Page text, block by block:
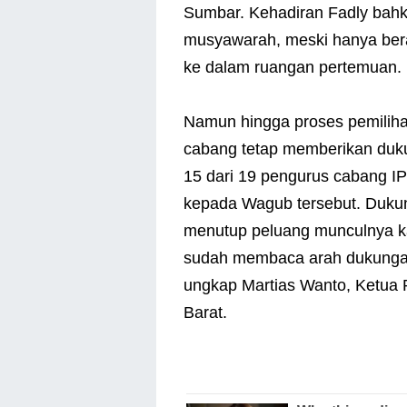
Sumbar. Kehadiran Fadly
musyawarah, meski hanya
ke dalam ruangan pertemuan.
Namun hingga proses
cabang tetap memberikan
15 dari 19 pengurus cabang
kepada Wagub tersebut.
menutup peluang munculnya
sudah membaca arah
ungkap Martias Wanto,
Barat.